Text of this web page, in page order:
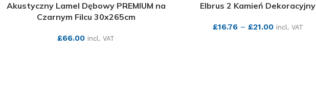
Akustyczny Lamel Dębowy PREMIUM na
Czarnym Filcu 30x265cm
£66.00 incl. VAT
Elbrus 2 Kamień Dekoracyjny
£16.76– £21.00 incl. VAT